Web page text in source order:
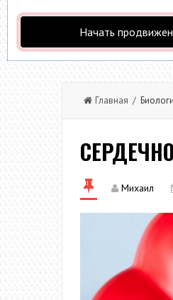
Начать
Главная /
Михаил